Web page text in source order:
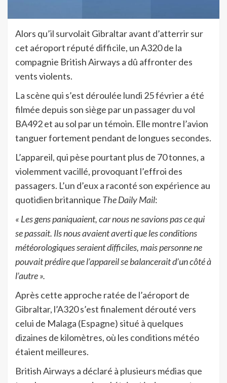
Alors qu’il survolait Gibraltar avant d’atterrir sur
cet aéroport réputé difficile, un A320 de la
compagnie British Airways a dû affronter des
vents violents.
La scène qui s’est déroulée lundi 25 février a été
filmée depuis son siège par un passager du vol
BA492 et au sol par un témoin. Elle montre l’avion
tanguer fortement pendant de longues secondes.
L’appareil, qui pèse pourtant plus de 70 tonnes, a
violemment vacillé, provoquant l’effroi des
passagers. L’un d’eux a raconté son expérience au
quotidien britannique The Daily Mail:
« Les gens paniquaient, car nous ne savions pas ce qui
se passait. Ils nous avaient averti que les conditions
météorologiques seraient difficiles, mais personne ne
pouvait prédire que l’appareil se balancerait d’un côté à
l’autre ».
Après cette approche ratée de l’aéroport de
Gibraltar, l’A320 s’est finalement dérouté vers
celui de Malaga (Espagne) situé à quelques
dizaines de kilomètres, où les conditions météo
étaient meilleures.
British Airways a déclaré à plusieurs médias que